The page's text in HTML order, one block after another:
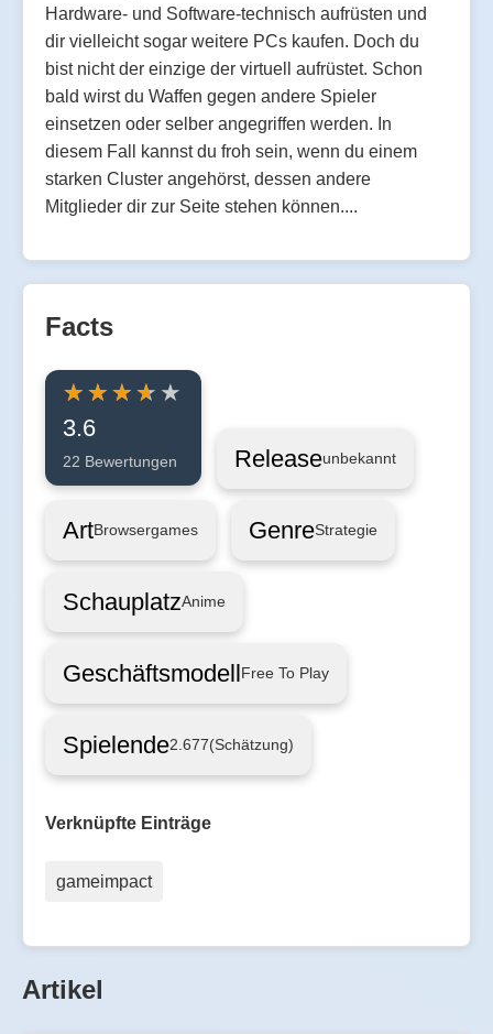
Hardware- und Software-technisch aufrüsten und
dir vielleicht sogar weitere PCs kaufen. Doch du
bist nicht der einzige der virtuell aufrüstet. Schon
bald wirst du Waffen gegen andere Spieler
einsetzen oder selber angegriffen werden. In
diesem Fall kannst du froh sein, wenn du einem
starken Cluster angehörst, dessen andere
Mitglieder dir zur Seite stehen können....
Facts
3.6
22 Bewertungen Releaseunbekannt
ArtBrowsergames GenreStrategie
SchauplatzAnime
GeschäftsmodellFree To Play
Spielende2.677(Schätzung)
Verknüpfte Einträge
gameimpact
Artikel